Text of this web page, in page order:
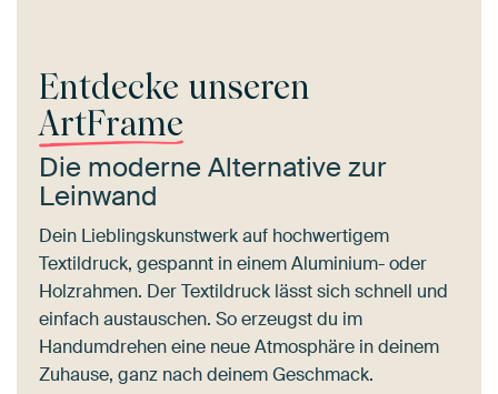
Entdecke unseren
ArtFrame
Die moderne Alternative zur
Leinwand
Dein Lieblingskunstwerk auf hochwertigem
Textildruck, gespannt in einem Aluminium- oder
Holzrahmen. Der Textildruck lässt sich schnell und
einfach austauschen. So erzeugst du im
Handumdrehen eine neue Atmosphäre in deinem
Zuhause, ganz nach deinem Geschmack.